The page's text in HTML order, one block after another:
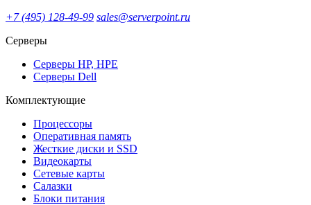
+7 (495) 128-49-99 sales@serverpoint.ru
Серверы
Серверы HP, HPE
Серверы Dell
Комплектующие
Процессоры
Оперативная память
Жесткие диски и SSD
Видеокарты
Сетевые карты
Салазки
Блоки питания